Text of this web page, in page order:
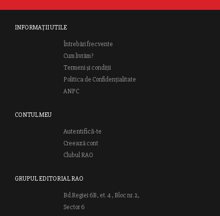
INFORMAȚII UTILE
Întrebări frecvente
Cum livrăm?
Termeni și condiții
Politica de Confidențialitate
ANPC
CONTUL MEU
Autentifică-te
Creează cont
Clubul RAO
GRUPUL EDITORIAL RAO
Bd.Regiei 6B, et. 4 , Bloc nr. 2,
Sector 6